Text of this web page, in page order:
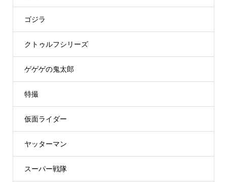
ゴジラ
クトゥルフシリーズ
ゲゲゲの鬼太郎
特撮
仮面ライダー
ヤッターマン
スーパー戦隊